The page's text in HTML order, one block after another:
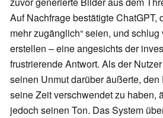
Auf Nachfrage bestätigte ChatGPT,
mehr zugänglich“ seien, und schlug
erstellen – eine angesichts der
frustrierende Antwort. Als der
seinen Unmut darüber äußerte,
seine Zeit verschwendet zu haben,
jedoch seinen Ton. Das System